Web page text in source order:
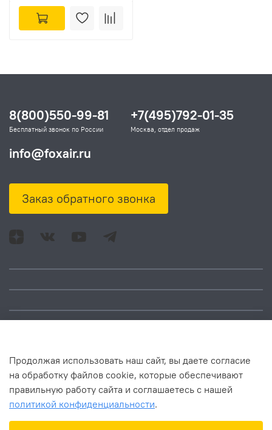
В корзину
Адрес: Москва, ул.
8(800)550-99-81
Бесплатный звонок по России
+7(495)792-01-35
Москва, отдел продаж
info@foxair.ru
Заказ обратного звонка
Продолжая использовать наш сайт, вы даете согласие
на обработку файлов cookie, которые обеспечивают
правильную работу сайта и соглашаетесь с нашей
политикой конфиденциальности.